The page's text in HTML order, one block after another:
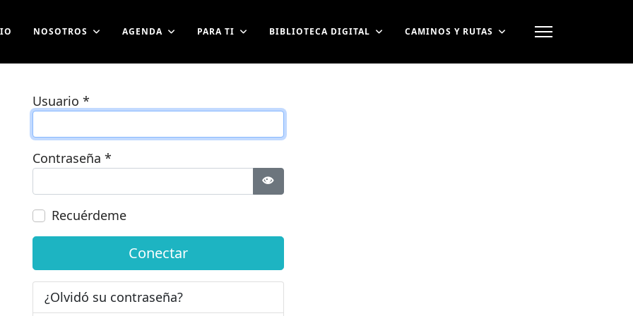
NOSOTROS AGENDA PARA TI BIBLIOTECA DIGITAL CAMINOS Y RUTAS
Usuario *
Contraseña *
Mostrar contraseña
Recuérdeme
Conectar
¿Olvidó su contraseña?